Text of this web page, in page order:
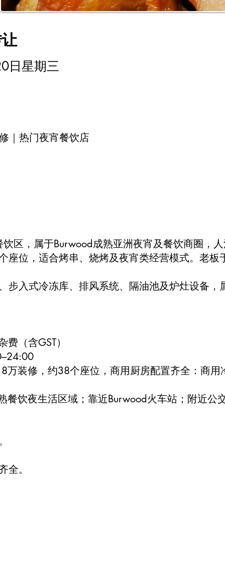
日星期三
｜热门夜宵餐饮店
区，属于Burwood成熟亚洲夜宵及餐饮商圈，
座位，适合烤串、烧烤及夜宵类经营模式。老
步入式冷冻库、排风系统、隔油池及炉灶设备
（含GST）
万装修，约38个座位，商用厨房配置齐全：商
餐饮夜生活区域；靠近Burwood火车站；附近
全。